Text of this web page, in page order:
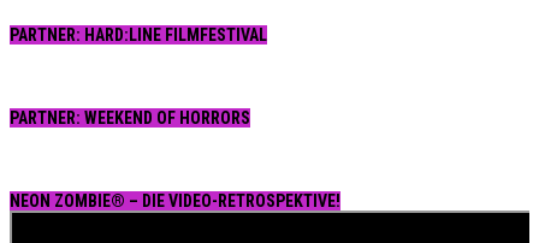
PARTNER: HARD:LINE FILMFESTIVAL
PARTNER: WEEKEND OF HORRORS
NEON ZOMBIE® – DIE VIDEO-RETROSPEKTIVE!